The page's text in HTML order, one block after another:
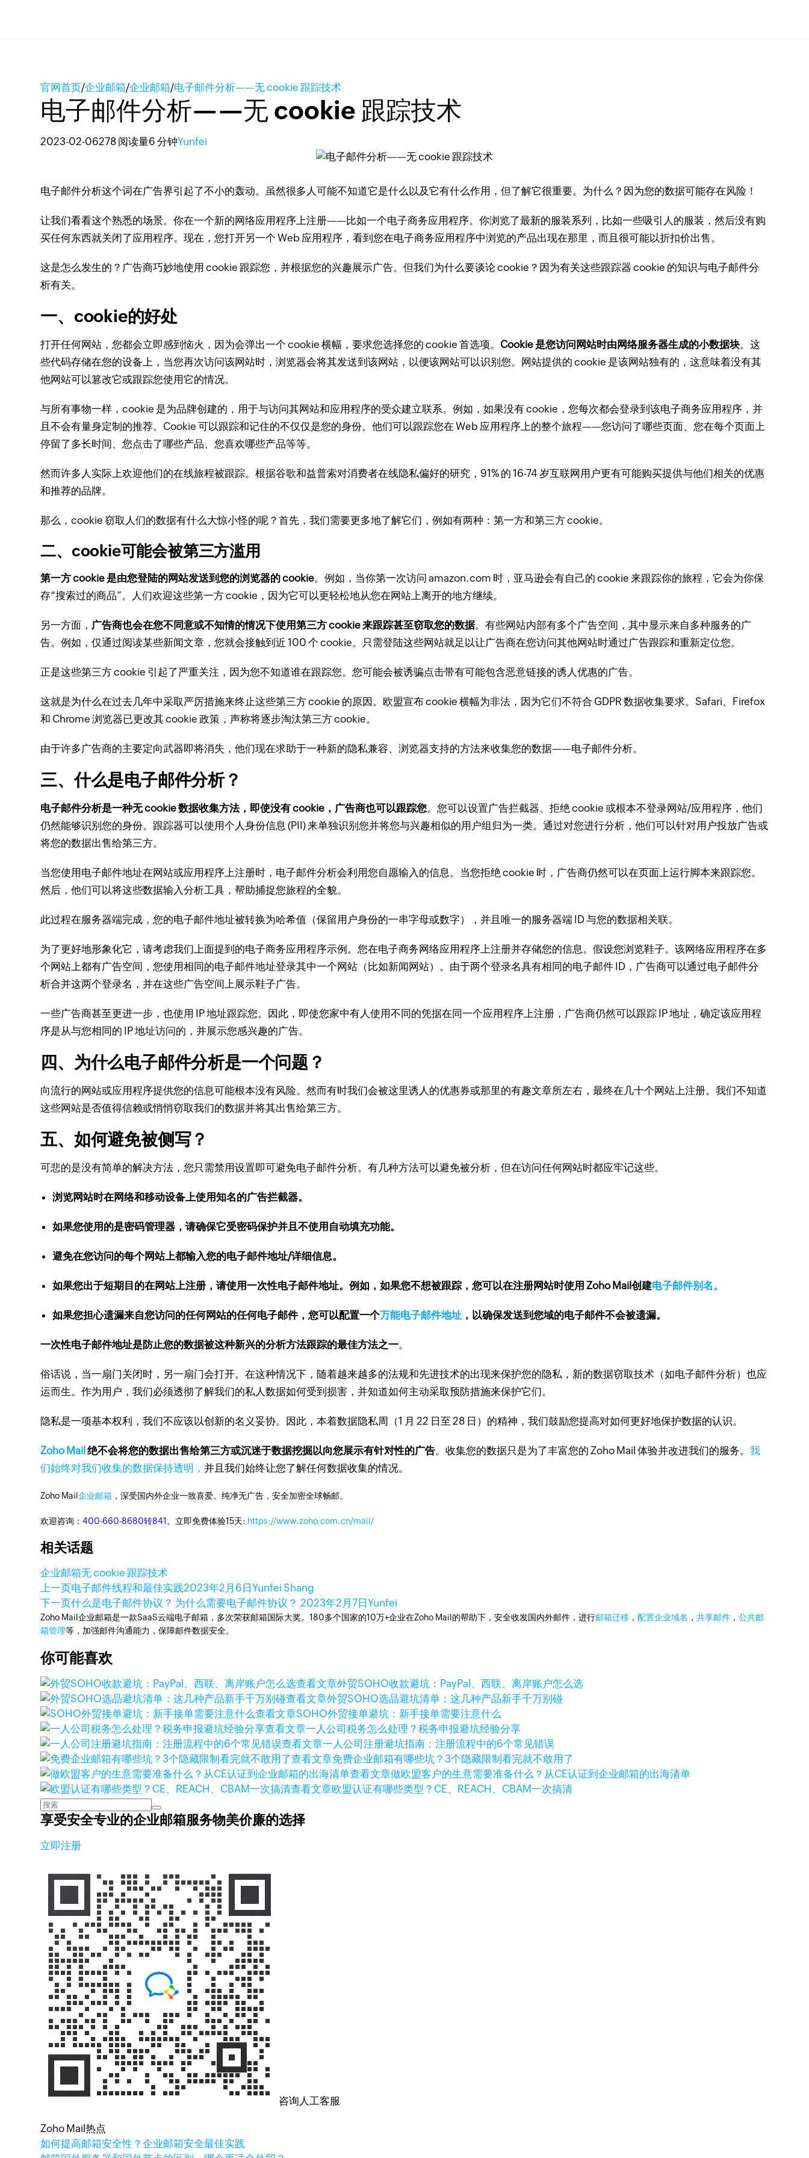
官网首页/企业邮箱/企业邮箱/电子邮件分析——无 cookie 跟踪技术
电子邮件分析——无 cookie 跟踪技术
2023-02-06278 阅读量6 分钟Yunfei
电子邮件分析这个词在广告界引起了不小的轰动。虽然很多人可能不知道它是什么以及它有什么作用，但了解它很重要。 为什么？ 因为您的数据可能存在风险！
让我们看看这个熟悉的场景。你在一个新的网络应用程序上注册——比如一个电子商务应用程序。你浏览了最新的服装系列，比如一些吸引人的服装，然后没有购
买任何东西就关闭了应用程序。现在，您打开另一个 Web 应用程序，看到您在电子商务应用程序中浏览的产品出现在那里，而且很可能以折扣价出售。
这是怎么发生的？ 广告商巧妙地使用 cookie 跟踪您，并根据您的兴趣展示广告。但我们为什么要谈论 cookie？ 因为有关这些跟踪器 cookie 的知识与电子邮件分
析有关。
一、cookie的好处
打开任何网站，您都会立即感到恼火，因为会弹出一个 cookie 横幅，要求您选择您的 cookie 首选项。 Cookie 是您访问网站时由网络服务器生成的小数据块。这
些代码存储在您的设备上，当您再次访问该网站时，浏览器会将其发送到该网站，以便该网站可以识别您。 网站提供的 cookie 是该网站独有的，这意味着没有其
他网站可以篡改它或跟踪您使用它的情况。
与所有事物一样，cookie 是为品牌创建的，用于与访问其网站和应用程序的受众建立联系。例如，如果没有 cookie，您每次都会登录到该电子商务应用程序，并
且不会有量身定制的推荐。 Cookie 可以跟踪和记住的不仅仅是您的身份。他们可以跟踪您在 Web 应用程序上的整个旅程——您访问了哪些页面、您在每个页面上
停留了多长时间、您点击了哪些产品、您喜欢哪些产品等等。
然而许多人实际上欢迎他们的在线旅程被跟踪。根据谷歌和益普索对消费者在线隐私偏好的研究，91% 的 16-74 岁互联网用户更有可能购买提供与他们相关的优惠
和推荐的品牌。
那么，cookie 窃取人们的数据有什么大惊小怪的呢？首先，我们需要更多地了解它们，例如有两种：第一方和第三方 cookie。
二、cookie可能会被第三方滥用
第一方 cookie 是由您登陆的网站发送到您的浏览器的 cookie。例如，当你第一次访问 amazon.com 时，亚马逊会有自己的 cookie 来跟踪你的旅程，它会为你保
存“搜索过的商品”。
人们欢迎这些第一方 cookie，因为它可以更轻松地从您在网站上离开的地方继续。
另一方面， 广告商也会在您不同意或不知情的情况下使用第三方 cookie 来跟踪甚至窃取您的数据。有些网站内部有多个广告空间，其中显示来自多种服务的广
告。例如，仅通过阅读某些新闻文章，您就会接触到近 100 个 cookie。 只需登陆这些网站就足以让广告商在您访问其他网站时通过广告跟踪和重新定位您。
正是这些第三方 cookie 引起了严重关注，因为您不知道谁在跟踪您。您可能会被诱骗点击带有可能包含恶意链接的诱人优惠的广告。
这就是为什么在过去几年中采取严厉措施来终止这些第三方 cookie 的原因。 欧盟宣布 cookie 横幅为非法，因为它们不符合 GDPR 数据收集要求。 Safari、Firefox
和 Chrome 浏览器已更改其 cookie 政策，声称将逐步淘汰第三方 cookie。
由于许多广告商的主要定向武器即将消失，他们现在求助于一种新的隐私兼容、浏览器支持的方法来收集您的数据——电子邮件分析。
三、什么是电子邮件分析？
电子邮件分析是一种无 cookie 数据收集方法，即使没有 cookie，广告商也可以跟踪您。您可以设置广告拦截器、拒绝 cookie 或根本不登录网站/应用程序，他们
仍然能够识别您的身份。 跟踪器可以使用个人身份信息 (PII) 来单独识别您并将您与兴趣相似的用户组归为一类。通过对您进行分析，他们可以针对用户投放广告或
将您的数据出售给第三方。
当您使用电子邮件地址在网站或应用程序上注册时，电子邮件分析会利用您自愿输入的信息。 当您拒绝 cookie 时，广告商仍然可以在页面上运行脚本来跟踪您。
然后，他们可以将这些数据输入分析工具，帮助捕捉您旅程的全貌。
此过程在服务器端完成，您的电子邮件地址被转换为哈希值（保留用户身份的一串字母或数字），并且唯一的服务器端 ID 与您的数据相关联。
为了更好地形象化它，请考虑我们上面提到的电子商务应用程序示例。您在电子商务网络应用程序上注册并存储您的信息。假设您浏览鞋子。该网络应用程序在多
个网站上都有广告空间，您使用相同的电子邮件地址登录其中一个网站（比如新闻网站）。 由于两个登录名具有相同的电子邮件 ID，广告商可以通过电子邮件分
析合并这两个登录名，并在这些广告空间上展示鞋子广告。
一些广告商甚至更进一步，也使用 IP 地址跟踪您。 因此，即使您家中有人使用不同的凭据在同一个应用程序上注册，广告商仍然可以跟踪 IP 地址，确定该应用程
序是从与您相同的 IP 地址访问的，并展示您感兴趣的广告。
四、为什么电子邮件分析是一个问题？
向流行的网站或应用程序提供您的信息可能根本没有风险。然而有时我们会被这里诱人的优惠券或那里的有趣文章所左右，最终在几十个网站上注册。我们不知道
这些网站是否值得信赖或悄悄窃取我们的数据并将其出售给第三方。
五、如何避免被侧写？
可悲的是没有简单的解决方法，您只需禁用设置即可避免电子邮件分析。有几种方法可以避免被分析，但在访问任何网站时都应牢记这些。
浏览网站时在网络和移动设备上使用知名的广告拦截器。
如果您使用的是密码管理器，请确保它受密码保护并且不使用自动填充功能。
避免在您访问的每个网站上都输入您的电子邮件地址/详细信息。
如果您出于短期目的在网站上注册，请使用一次性电子邮件地址。例如，如果您不想被跟踪，您可以在注册网站时使用 Zoho Mail创建电子邮件别名。
如果您担心遗漏来自您访问的任何网站的任何电子邮件，您可以配置一个万能电子邮件地址 ，以确保发送到您域的电子邮件不会被遗漏。
一次性电子邮件地址是防止您的数据被这种新兴的分析方法跟踪的最佳方法之一。
俗话说，当一扇门关闭时，另一扇门会打开。在这种情况下，随着越来越多的法规和先进技术的出现来保护您的隐私，新的数据窃取技术（如电子邮件分析）也应
运而生。作为用户，我们必须透彻了解我们的私人数据如何受到损害，并知道如何主动采取预防措施来保护它们。
隐私是一项基本权利，我们不应该以创新的名义妥协。 因此，本着数据隐私周（1 月 22 日至 28 日）的精神，我们鼓励您提高对如何更好地保护数据的认识。
Zoho Mail绝不会将您的数据出售给第三方或沉迷于数据挖掘以向您展示有针对性的广告。收集您的数据只是为了丰富您的 Zoho Mail 体验并改进我们的服务。我
们始终对我们收集的数据保持透明， 并且我们始终让您了解任何数据收集的情况。
Zoho Mail企业邮箱 ，深受国内外企业一致喜爱。纯净无广告，安全加密全球畅邮。
欢迎咨询：400-660-8680转841 。立即免费体验15天: https://www.zoho.com.cn/mail/
相关话题
企业邮箱无 cookie 跟踪技术
上一页电子邮件线程和最佳实践2023年2月6日Yunfei Shang
下一页什么是电子邮件协议？ 为什么需要电子邮件协议？2023年2月7日Yunfei
Zoho Mail企业邮箱是一款SaaS云端电子邮箱，多次荣获邮箱国际大奖。180多个国家的10万+企业在Zoho Mail的帮助下，安全收发国内外邮件，进行邮箱迁移 ，配置企业域名 ，共享邮件 ，公共邮
箱管理等，加强邮件沟通能力，保障邮件数据安全。
你可能喜欢
查看文章外贸SOHO收款避坑：PayPal、西联、离岸账户怎么选
查看文章外贸SOHO选品避坑清单：这几种产品新手千万别碰
查看文章SOHO外贸接单避坑：新手接单需要注意什么
查看文章一人公司税务怎么处理？税务申报避坑经验分享
查看文章一人公司注册避坑指南：注册流程中的6个常见错误
查看文章免费企业邮箱有哪些坑？3个隐藏限制看完就不敢用了
查看文章做欧盟客户的生意需要准备什么？从CE认证到企业邮箱的出海清单
查看文章欧盟认证有哪些类型？CE、REACH、CBAM一次搞清
享受安全专业的企业邮箱服务物美价廉的选择
立即注册
咨询人工客服
Zoho Mail热点
如何提高邮箱安全性？企业邮箱安全最佳实践